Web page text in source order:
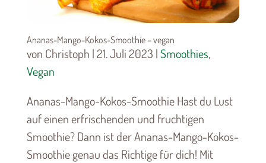
Ananas-Mango-Kokos-Smoothie – vegan
von Christoph | 21. Juli 2023 |Smoothies,
Vegan
Ananas-Mango-Kokos-Smoothie Hast du Lust
auf einen erfrischenden und fruchtigen
Smoothie? Dann ist der Ananas-Mango-Kokos-
Smoothie genau das Richtige für dich! Mit